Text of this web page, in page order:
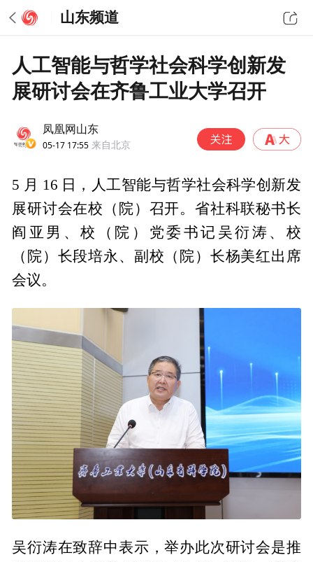
山东频道
人工智能与哲学社会科学创新发
展研讨会在齐鲁工业大学召开
凤凰网山东
05-17 17:55 来自北京
5 月 16 日，人工智能与哲学社会科学创新发
展研讨会在校（院）召开。省社科联秘书长
阎亚男、校（院）党委书记吴衍涛、校
（院）长段培永、副校（院）长杨美红出席
会议。
吴衍涛在致辞中表示，举办此次研讨会是推